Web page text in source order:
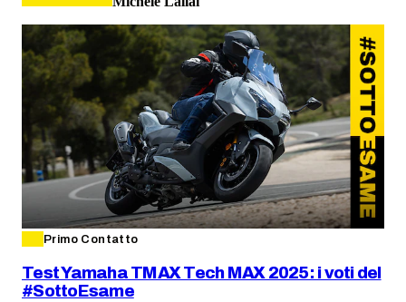
Primo Contatto
Test Yamaha TMAX Tech MAX 2025: i voti del
#SottoEsame